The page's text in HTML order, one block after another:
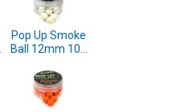
Pop Up Smoke
Ball 12mm 10g
(SP172138)